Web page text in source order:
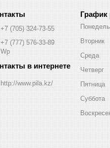
+7 (705) 324-73-55
+7 (777) 576-33-89
Wp
http://www.pila.kz/
График
Вторник
Среда
Четверг
Пятница
Суббота